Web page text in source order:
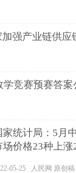
强产业链供应
学竞赛预赛答案
家统计局：5月
场价格23种上涨
05-25 人民网 原创稿